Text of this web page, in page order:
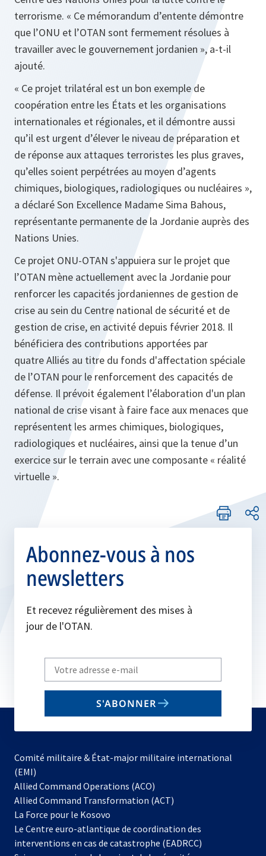
terrorisme. « Ce mémorandum d’entente démontre
que l’ONU et l’OTAN sont fermement résolues à
travailler avec le gouvernement jordanien », a‑t‑il
ajouté.
« Ce projet trilatéral est un bon exemple de
coopération entre les États et les organisations
internationales et régionales, et il démontre aussi
qu’il est urgent d’élever le niveau de préparation et
de réponse aux attaques terroristes les plus graves,
qu’elles soient perpétrées au moyen d’agents
chimiques, biologiques, radiologiques ou nucléaires »,
a déclaré Son Excellence Madame Sima Bahous,
représentante permanente de la Jordanie auprès des
Nations Unies.
Ce projet ONU‑OTAN s'appuiera sur le projet que
l’OTAN mène actuellement avec la Jordanie pour
renforcer les capacités jordaniennes de gestion de
crise au sein du Centre national de sécurité et de
gestion de crise, en activité depuis février 2018. Il
bénéficiera des contributions apportées par
quatre Alliés au titre du fonds d'affectation spéciale
de l’OTAN pour le renforcement des capacités de
défense. Il prévoit également l’élaboration d'un plan
national de crise visant à faire face aux menaces que
représentent les armes chimiques, biologiques,
radiologiques et nucléaires, ainsi que la tenue d’un
exercice sur le terrain avec une composante « réalité
virtuelle ».
Abonnez-vous à nos
newsletters
Et recevez régulièrement des mises à
jour de l'OTAN.
Write
your
email
S'ABONNER
Comité militaire & État-major militaire international
(EMI)
Allied Command Operations (ACO)
dans
nouvel
onglet
Allied Command Transformation (ACT)
La Force pour le Kosovo
dans
un
Le Centre euro-atlantique de coordination des
interventions en cas de catastrophe (EADRCC)